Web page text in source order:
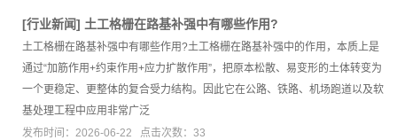
[行业新闻] 土工格栅在路基补强中有哪些作用?
土工格栅在路基补强中有哪些作用?土工格栅在路基补强中的作用，本质上是
通过“加筋作用+约束作用+应力扩散作用”，把原本松散、易变形的土体转变为
一个更稳定、更整体的复合受力结构。因此它在公路、铁路、机场跑道以及软
基处理工程中应用非常广泛
发布时间：2026-06-22 点击次数：33